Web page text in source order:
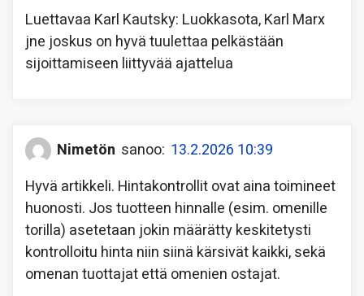
Luettavaa Karl Kautsky: Luokkasota, Karl Marx
jne joskus on hyvä tuulettaa pelkästään
sijoittamiseen liittyvää ajattelua
Nimetön sanoo: 13.2.2026 10:39
Hyvä artikkeli. Hintakontrollit ovat aina toimineet
huonosti. Jos tuotteen hinnalle (esim. omenille
torilla) asetetaan jokin määrätty keskitetysti
kontrolloitu hinta niin siinä kärsivät kaikki, sekä
omenan tuottajat että omenien ostajat.